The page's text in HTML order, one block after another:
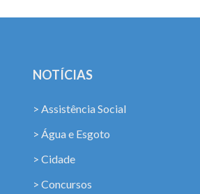
NOTÍCIAS
> Assistência Social
> Água e Esgoto
> Cidade
> Concursos